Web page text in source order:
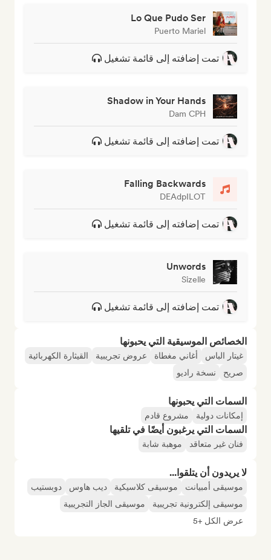
Lo Que Pudo Ser
Puerto Mariel
تمت إضافته إلى قائمة تشغيل
Shadow in Your Hands
Dam CPH
تمت إضافته إلى قائمة تشغيل
Falling Backwards
DEAdpILOT
تمت إضافته إلى قائمة تشغيل
Unwords
Sizelle
تمت إضافته إلى قائمة تشغيل
الخصائص الموسيقية التي يحبونها
غيتار الباس أغاني مغطاة عروض تجريبية
القيثارة الكهربائية
صريح
نسخة راديو
السمات التي يحبونها
إمكانات دولية مشروع قادم
السمات التي يرغبون أيضًا في تلقيها
فنان غير متعاقد موهبة شابة
لا يريدون أن يتلقوا...
موسيقى أمبيانت موسيقى كلاسيكية ديب هاوس
دوبستيب
موسيقى إلكترونية تجريبية
موسيقى الجاز التجريبية
عرض الكل +5